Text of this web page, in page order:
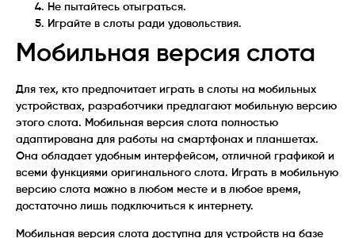
Не пытайтесь отыграться.
Играйте в слоты ради удовольствия.
Мобильная версия слота
Для тех, кто предпочитает играть в слоты на мобильных
устройствах, разработчики предлагают мобильную версию
этого слота. Мобильная версия слота полностью
адаптирована для работы на смартфонах и планшетах.
Она обладает удобным интерфейсом, отличной графикой и
всеми функциями оригинального слота. Играть в мобильную
версию слота можно в любом месте и в любое время,
достаточно лишь подключиться к интернету.
Мобильная версия слота доступна для устройств на базе